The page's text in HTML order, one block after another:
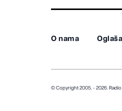
O nama
© Copyright 2005. - 2026. Radio